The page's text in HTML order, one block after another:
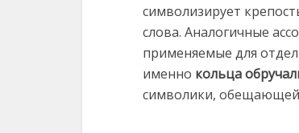
символизирует
слова. Аналогичные
применяемые для
именно кольца
символики, обещающей